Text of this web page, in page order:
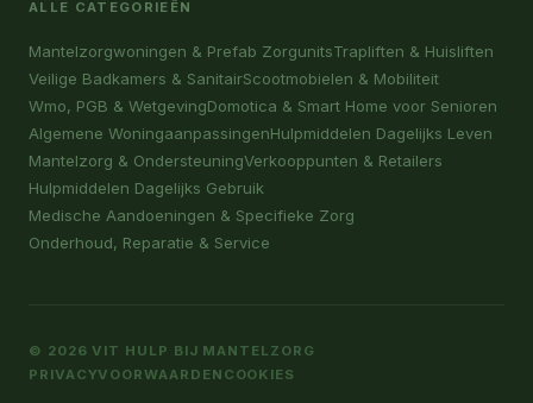
ALLE CATEGORIEËN
Mantelzorgwoningen & Prefab ZorgunitsTrapliften & Huisliften
Veilige Badkamers & SanitairScootmobielen & Mobiliteit
Wmo, PGB & WetgevingDomotica & Smart Home voor Senioren
Algemene WoningaanpassingenHulpmiddelen Dagelijks Leven
Mantelzorg & OndersteuningVerkooppunten & Retailers
Hulpmiddelen Dagelijks Gebruik
Medische Aandoeningen & Specifieke Zorg
Onderhoud, Reparatie & Service
© 2026 VIT HULP BIJ MANTELZORG
PRIVACYVOORWAARDEN COOKIES